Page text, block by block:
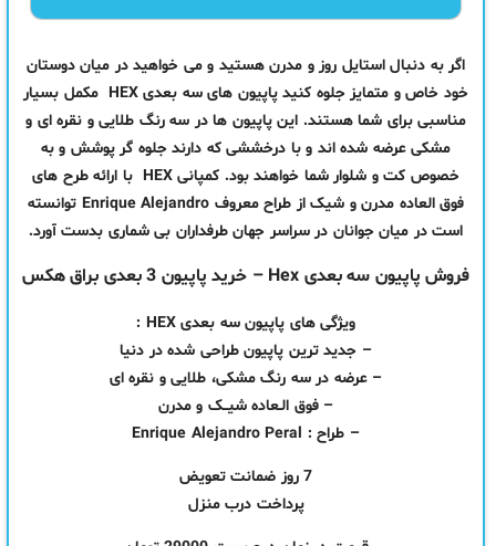
اگر به دنبال استایل روز و مدرن هستید و می خواهید در میان دوستان
خود خاص و متمایز جلوه کنید پاپیون های سه بعدی HEX مکمل بسیار
مناسبی برای شما هستند. این پاپیون ها در سه رنگ طلایی و نقره ای و
مشکی عرضه شده اند و با درخششی که دارند جلوه گر پوشش و به
خصوص کت و شلوار
شما خواهند بود. کمپانی HEX با ارائه طرح های
فوق العاده مدرن و شیک از طراح معروف Enrique Alejandro توانسته
است در میان جوانان در سراسر جهان طرفداران بی شماری بدست آورد.
فروش پاپیون سه بعدی Hex – خرید پاپیون 3 بعدی براق هکس
ویژگی های پاپیون سه بعدی HEX :
– جديد ترين پاپيون طراحی شده در دنيا
– عرضه در سه رنگ مشکی، طلايی و نقره ای
– فوق الـعاده شيــک و مدرن
– طراح : Enrique Alejandro Peral
7 روز ضمانت تعویض
پرداخت درب منزل